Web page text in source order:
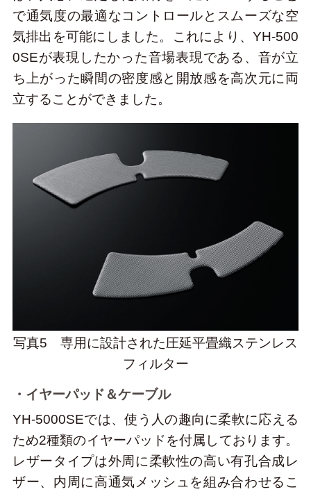
で通気度の最適なコントロールとスムーズな空
気排出を可能にしました。これにより、YH-500
0SEが表現したかった音場表現である、音が立
ち上がった瞬間の密度感と開放感を高次元に両
立することができました。
写真5 専用に設計された圧延平畳織ステンレス
フィルター
・イヤーパッド＆ケーブル
YH-5000SEでは、使う人の趣向に柔軟に応える
ため2種類のイヤーパッドを付属しております。
レザータイプは外周に柔軟性の高い有孔合成レ
ザー、内周に高通気メッシュを組み合わせるこ